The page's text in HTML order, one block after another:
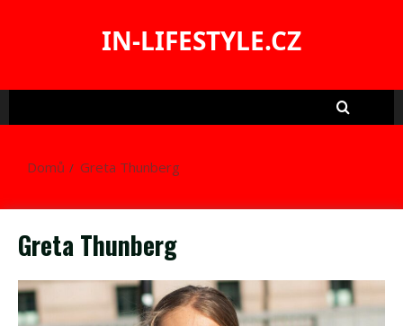
IN-LIFESTYLE.CZ
Domů Greta Thunberg
Greta Thunberg